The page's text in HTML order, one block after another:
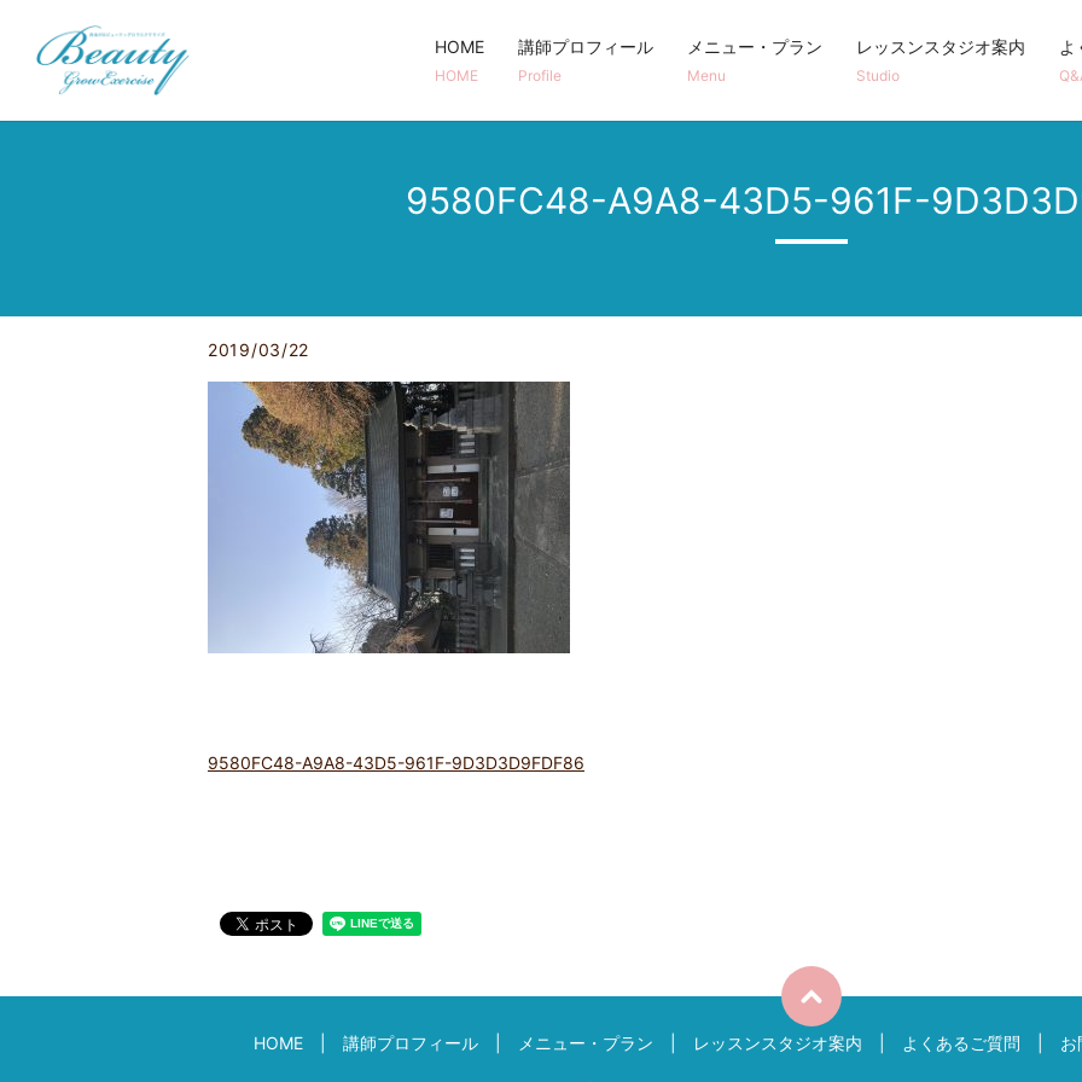
HOME
HOME
講師プロフィール
Profile
メニュー・プラン
Menu
レッスンスタジオ案内
Studio
よ
9580FC48-A9A8-43D5-961F-
2019/03/22
9580FC48-A9A8-43D5-961F-9D3D3D9FDF86
HOME 講師プロフィール メニュー・プラン レッスンスタジオ案内 よくあるご質問 お